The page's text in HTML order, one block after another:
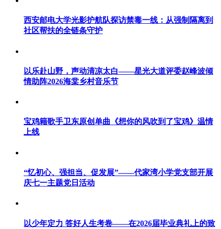
西安邮电大学光影护航队探访禁毒一线：从强制隔离到
社区帮扶的全链条守护
以乐赴山野，声动清凉太白——星光大道评委赵峰波倾
情助阵2026海棠乡村音乐节
宝鸡籍歌手卫东原创单曲《想你的风吹到了宝鸡》温情
上线
“忆初心、强担当、促发展”——代家湾小学党支部开展
庆七一主题党日活动
以少年定力 答好人生考卷——在2026届毕业典礼上的致